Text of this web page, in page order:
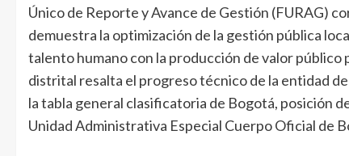
Único de Reporte y Avance de Gestión (FURAG)
demuestra la optimización de la gestión pública
talento humano con la producción de valor público
distrital resalta el progreso técnico de la entidad
la tabla general clasificatoria de Bogotá, posición
Unidad Administrativa Especial Cuerpo Oficial de